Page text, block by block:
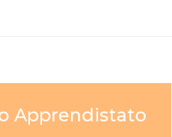
Apprendistato